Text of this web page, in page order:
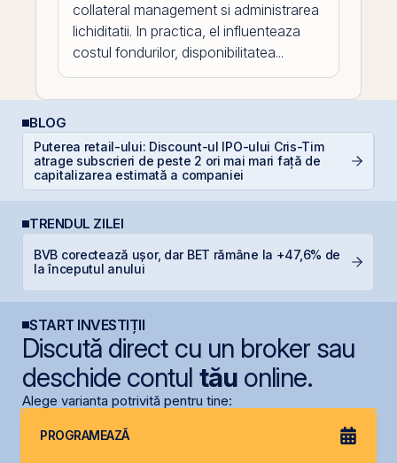
collateral management si administrarea
lichiditatii. In practica, el influenteaza
costul fondurilor, disponibilitatea...
BLOG
Puterea retail-ului: Discount-ul IPO-ului Cris-Tim
atrage subscrieri de peste 2 ori mai mari față de
capitalizarea estimată a companiei
TRENDUL ZILEI
BVB corectează ușor, dar BET rămâne la +47,6% de
la începutul anului
START INVESTIȚII
Discută direct cu un broker sau
deschide contul tăuonline.
Alege varianta potrivită pentru tine:
PROGRAMEAZĂ